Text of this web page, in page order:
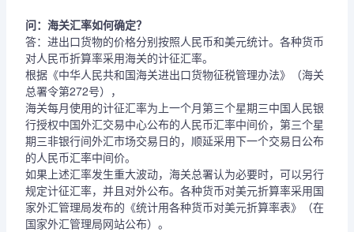
问：海关汇率如何确定？
答：进出口货物的价格分别按照人民币和美元统计。各种货币
对人民币折算率采用海关的计征汇率。
根据《中华人民共和国海关进出口货物征税管理办法》（海关
总署令第272号），
海关每月使用的计征汇率为上一个月第三个星期三中国人民银
行授权中国外汇交易中心公布的人民币汇率中间价，第三个星
期三非银行间外汇市场交易日的，顺延采用下一个交易日公布
的人民币汇率中间价。
如果上述汇率发生重大波动，海关总署认为必要时，可以另行
规定计征汇率，并且对外公布。各种货币对美元折算率采用国
家外汇管理局发布的《统计用各种货币对美元折算率表》（在
国家外汇管理局网站公布）。